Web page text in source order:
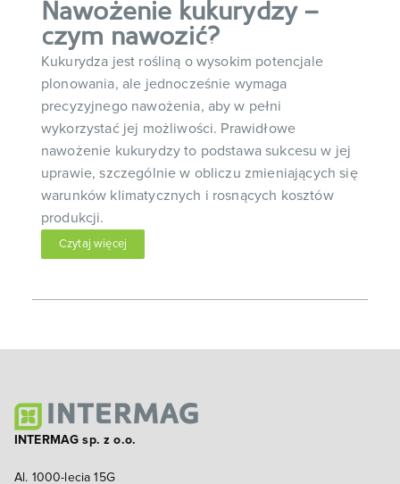
Nawożenie kukurydzy –
czym nawozić?
Kukurydza jest rośliną o wysokim potencjale
plonowania, ale jednocześnie wymaga
precyzyjnego nawożenia, aby w pełni
wykorzystać jej możliwości. Prawidłowe
nawożenie kukurydzy to podstawa sukcesu w jej
uprawie, szczególnie w obliczu zmieniających się
warunków klimatycznych i rosnących kosztów
produkcji.
Czytaj więcej
INTERMAG sp. z o.o.
Al. 1000-lecia 15G